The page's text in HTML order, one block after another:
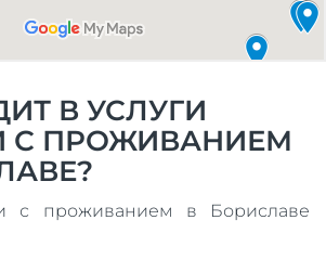
В УСЛУГИ
С ПРОЖИВАНИЕМ
с проживанием в Бориславе